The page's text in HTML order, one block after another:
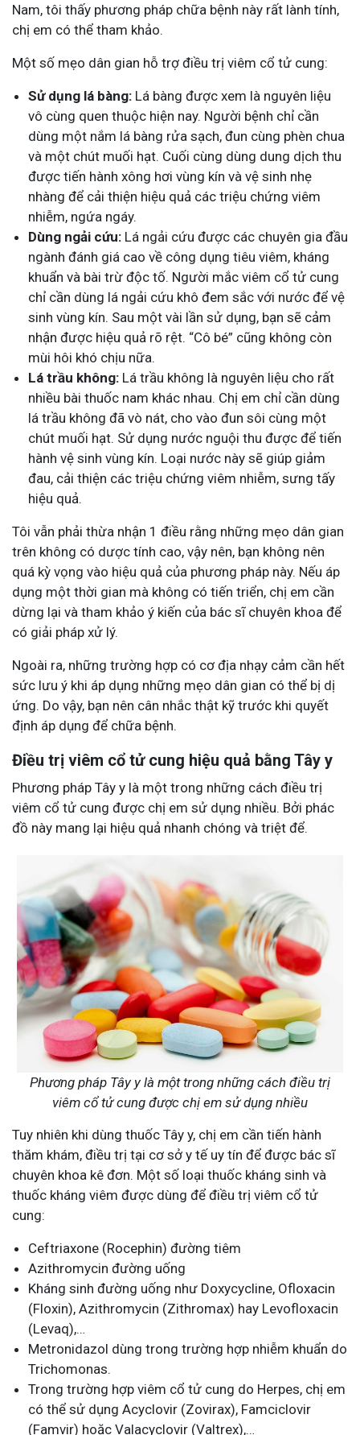
Nam, tôi thấy phương pháp chữa bệnh này rất lành tính,
chị em có thể tham khảo.
Một số mẹo dân gian hỗ trợ điều trị viêm cổ tử cung:
Sử dụng lá bàng: Lá bàng được xem là nguyên liệu
vô cùng quen thuộc hiện nay. Người bệnh chỉ cần
dùng một nắm lá bàng rửa sạch, đun cùng phèn chua
và một chút muối hạt. Cuối cùng dùng dung dịch thu
được tiến hành xông hơi vùng kín và vệ sinh nhẹ
nhàng để cải thiện hiệu quả các triệu chứng viêm
nhiễm, ngứa ngáy.
Dùng ngải cứu: Lá ngải cứu được các chuyên gia đầu
ngành đánh giá cao về công dụng tiêu viêm, kháng
khuẩn và bài trừ độc tố. Người mắc viêm cổ tử cung
chỉ cần dùng lá ngải cứu khô đem sắc với nước để vệ
sinh vùng kín. Sau một vài lần sử dụng, bạn sẽ cảm
nhận được hiệu quả rõ rệt. “Cô bé” cũng không còn
mùi hôi khó chịu nữa.
Lá trầu không: Lá trầu không là nguyên liệu cho rất
nhiều bài thuốc nam khác nhau. Chị em chỉ cần dùng
lá trầu không đã vò nát, cho vào đun sôi cùng một
chút muối hạt. Sử dụng nước nguội thu được để tiến
hành vệ sinh vùng kín. Loại nước này sẽ giúp giảm
đau, cải thiện các triệu chứng viêm nhiễm, sưng tấy
hiệu quả.
Tôi vẫn phải thừa nhận 1 điều rằng những mẹo dân gian
trên không có dược tính cao, vậy nên, bạn không nên
quá kỳ vọng vào hiệu quả của phương pháp này. Nếu áp
dụng một thời gian mà không có tiến triển, chị em cần
dừng lại và tham khảo ý kiến của bác sĩ chuyên khoa để
có giải pháp xử lý.
Ngoài ra, những trường hợp có cơ địa nhạy cảm cần hết
sức lưu ý khi áp dụng những mẹo dân gian có thể bị dị
ứng. Do vậy, bạn nên cân nhắc thật kỹ trước khi quyết
định áp dụng để chữa bệnh.
Điều trị viêm cổ tử cung hiệu quả bằng Tây y
Phương pháp Tây y là một trong những cách điều trị
viêm cổ tử cung được chị em sử dụng nhiều. Bởi phác
đồ này mang lại hiệu quả nhanh chóng và triệt để.
Phương pháp Tây y là một trong những cách điều trị
viêm cổ tử cung được chị em sử dụng nhiều
Tuy nhiên khi dùng thuốc Tây y, chị em cần tiến hành
thăm khám, điều trị tại cơ sở y tế uy tín để được bác sĩ
chuyên khoa kê đơn. Một số loại thuốc kháng sinh và
thuốc kháng viêm được dùng để điều trị viêm cổ tử
cung:
Ceftriaxone (Rocephin) đường tiêm
Azithromycin đường uống
Kháng sinh đường uống như Doxycycline, Ofloxacin
(Floxin), Azithromycin (Zithromax) hay Levofloxacin
(Levaq),…
Metronidazol dùng trong trường hợp nhiễm khuẩn do
Trichomonas.
Trong trường hợp viêm cổ tử cung do Herpes, chị em
có thể sử dụng Acyclovir (Zovirax), Famciclovir
(Famvir) hoặc Valacyclovir (Valtrex),…